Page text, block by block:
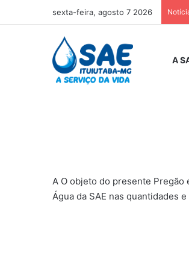
sexta-feira, agosto 7 2026
A
A O objeto do presente Pregão
Água da SAE nas quantidades